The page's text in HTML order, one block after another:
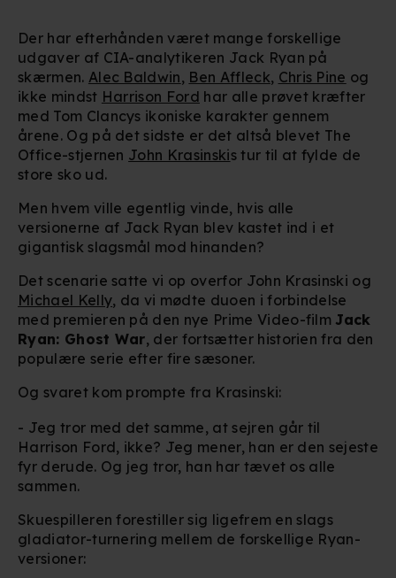
Der har efterhånden været mange forskellige
udgaver af CIA-analytikeren Jack Ryan på
skærmen. Alec Baldwin, Ben Affleck, Chris Pine og
ikke mindst Harrison Ford har alle prøvet kræfter
med Tom Clancys ikoniske karakter gennem
årene. Og på det sidste er det altså blevet The
Office-stjernen John Krasinskis tur til at fylde de
store sko ud.
Men hvem ville egentlig vinde, hvis alle
versionerne af Jack Ryan blev kastet ind i et
gigantisk slagsmål mod hinanden?
Det scenarie satte vi op overfor John Krasinski og
Michael Kelly, da vi mødte duoen i forbindelse
med premieren på den nye Prime Video-film Jack
Ryan: Ghost War, der fortsætter historien fra den
populære serie efter fire sæsoner.
Og svaret kom prompte fra Krasinski:
- Jeg tror med det samme, at sejren går til
Harrison Ford, ikke? Jeg mener, han er den sejeste
fyr derude. Og jeg tror, han har tævet os alle
sammen.
Skuespilleren forestiller sig ligefrem en slags
gladiator-turnering mellem de forskellige Ryan-
versioner: